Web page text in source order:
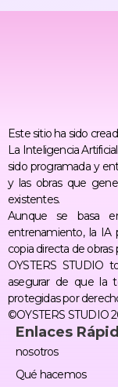
Este sitio ha sido
La Inteligencia
sido programada y
y las obras que
existentes.
Aunque se basa
entrenamiento, la IA
copia directa de obras
OYSTERS STUDIO
asegurar de que la
protegidas por
©OYSTERS STUDIO
Enlaces
nosotros
Qué hacemos